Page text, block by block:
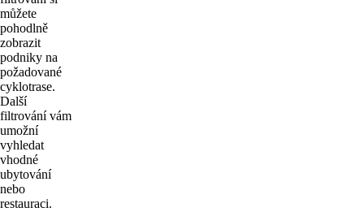
můžete
pohodlně
zobrazit
podniky na
požadované
cyklotrase.
Další
filtrování vám
umožní
vyhledat
vhodné
ubytování
nebo
restauraci.